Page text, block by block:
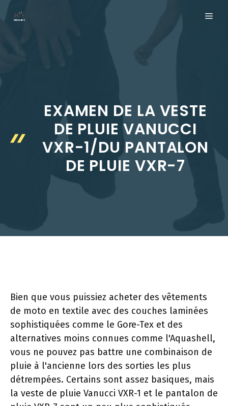
EXAMEN DE LA VESTE
DE PLUIE VANUCCI
VXR-1/DU PANTALON
DE PLUIE VXR-7
Bien que vous puissiez acheter des vêtements
de moto en textile avec des couches laminées
sophistiquées comme le Gore-Tex et des
alternatives moins connues comme l'Aquashell,
vous ne pouvez pas battre une combinaison de
pluie à l'ancienne lors des sorties les plus
détrempées. Certains sont assez basiques, mais
la veste de pluie Vanucci VXR-1 et le pantalon de